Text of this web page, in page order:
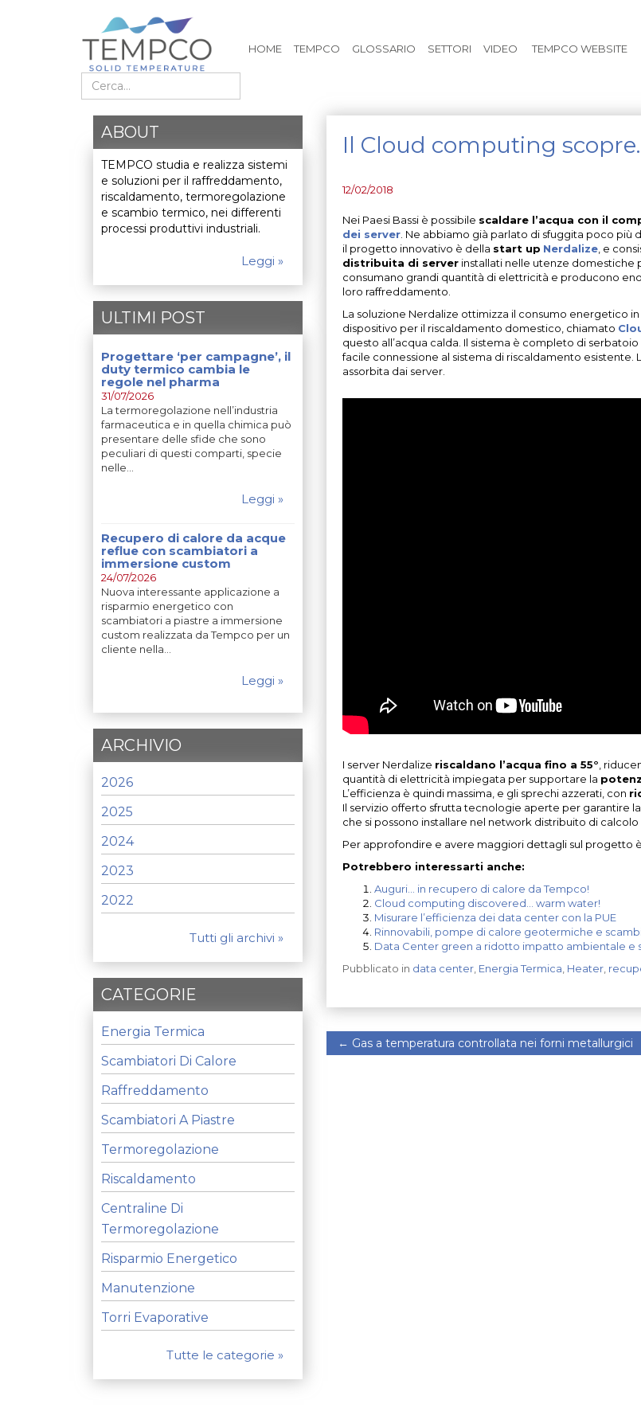
HOME TEMPCO GLOSSARIO SETTORI VIDEO TEMPCO WEBSITE
Cerca nel sito
Il Cloud computing
12/02/2018
Nei Paesi Bassi è possibile scaldare l’acqua con il
dei server. Ne abbiamo già parlato di sfuggita poco più
il progetto innovativo è della start up Nerdalize, e
distribuita di serverinstallati nelle utenze domestiche
consumano grandi quantità di elettricità e producono
loro raffreddamento.
La soluzione Nerdalize ottimizza il consumo energetico
dispositivo per il riscaldamento domestico, chiamato
questo all’acqua calda. Il sistema è completo di
facile connessione al sistema di riscaldamento esistente.
assorbita dai server.
I server Nerdalize riscaldano l’acqua fino a 55° ,
quantità di elettricità impiegata per supportare la
L’efficienza è quindi massima, e gli sprechi azzerati, con
Il servizio offerto sfrutta tecnologie aperte per garantire
che si possono installare nel network distribuito di calcolo
Per approfondire e avere maggiori dettagli sul progetto
Potrebbero interessarti anche:
Auguri… in recupero di calore da Tempco!
Cloud computing discovered… warm water!
Misurare l’efficienza dei data center con la PUE
Rinnovabili, pompe di calore geotermiche e
Data Center green a ridotto impatto ambientale e
Pubblicato in data center, Energia Termica Heater,
← Gas a temperatura controllata nei forni metallurgici
ABOUT
TEMPCO studia e realizza sistemi
e soluzioni per il raffreddamento,
riscaldamento, termoregolazione
e scambio termico, nei differenti
processi produttivi industriali.
Leggi »
ULTIMI POST
Progettare ‘per campagne’, il
duty termico cambia le
regole nel pharma
31/07/2026
La termoregolazione nell’industria
farmaceutica e in quella chimica può
presentare delle sfide che sono
peculiari di questi comparti, specie
nelle…
Leggi »
Recupero di calore da acque
reflue con scambiatori a
immersione custom
24/07/2026
Nuova interessante applicazione a
risparmio energetico con
scambiatori a piastre a immersione
custom realizzata da Tempco per un
cliente nella…
Leggi »
ARCHIVIO
2026
2025
2024
2023
2022
Tutti gli archivi »
CATEGORIE
Energia Termica
Scambiatori Di Calore
Raffreddamento
Scambiatori A Piastre
Termoregolazione
Riscaldamento
Centraline Di
Termoregolazione
Risparmio Energetico
Manutenzione
Torri Evaporative
Tutte le categorie »